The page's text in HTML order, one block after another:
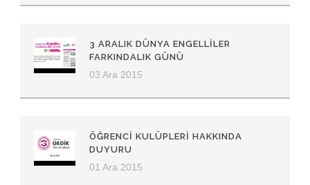
3 ARALIK DÜNYA ENGELLILER
FARKINDALIK GÜNÜ
03 Ara 2015
ÖĞRENCI KULÜPLERI HAKKINDA
DUYURU
01 Ara 2015